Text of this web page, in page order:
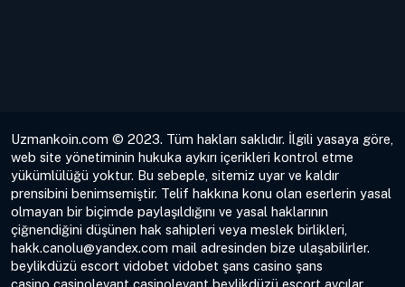
Uzmankoin.com © 2023. Tüm hakları saklıdır. İlgili yasaya göre,
web site yönetiminin hukuka aykırı içerikleri kontrol etme
yükümlülüğü yoktur. Bu sebeple, sitemiz uyar ve kaldır
prensibini benimsemiştir. Telif hakkına konu olan eserlerin yasal
olmayan bir biçimde paylaşıldığını ve yasal haklarının
çiğnendiğini düşünen hak sahipleri veya meslek birlikleri,
hakk.canolu@yandex.com mail adresinden bize ulaşabilirler.
beylikdüzü escort vidobet vidobet şans casino şans
casino casinolevant casinolevant beylikdüzü escort avcılar